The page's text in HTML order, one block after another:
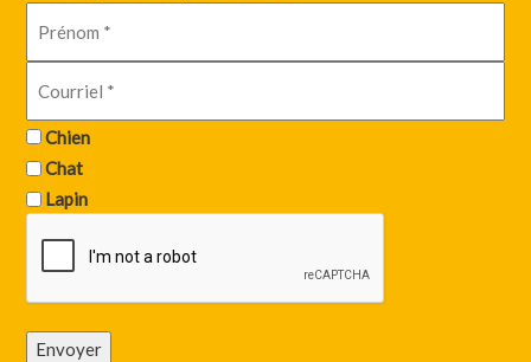
Chien
Chat
Lapin
Envoyer